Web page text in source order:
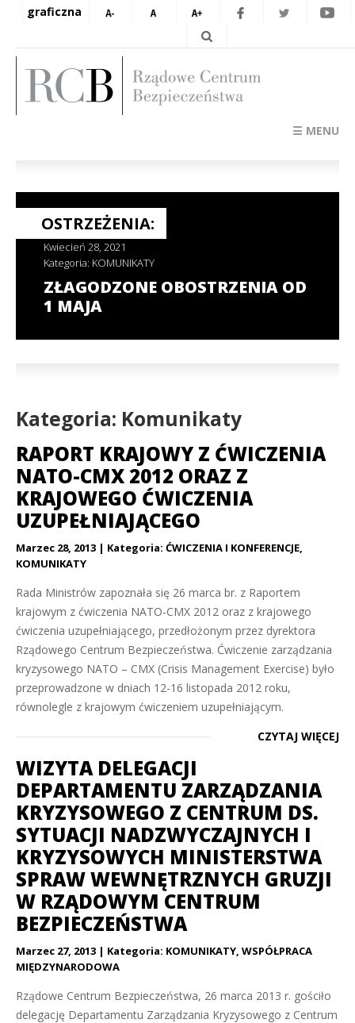
graficzna
☰ MENU
OSTRZEŻENIA:
Kwiecień 28, 2021
Kategoria: KOMUNIKATY
ZŁAGODZONE OBOSTRZENIA OD
1 MAJA
Kategoria: Komunikaty
RAPORT KRAJOWY Z ĆWICZENIA
NATO-CMX 2012 ORAZ Z
KRAJOWEGO ĆWICZENIA
UZUPEŁNIAJĄCEGO
Marzec 28, 2013 Kategoria: ĆWICZENIA I KONFERENCJE,
KOMUNIKATY
Rada Ministrów zapoznała się 26 marca br. z Raportem
krajowym z ćwiczenia NATO-CMX 2012 oraz z krajowego
ćwiczenia uzupełniającego, przedłożonym przez dyrektora
Rządowego Centrum Bezpieczeństwa. Ćwiczenie zarządzania
kryzysowego NATO – CMX (Crisis Management Exercise) było
przeprowadzone w dniach 12-16 listopada 2012 roku,
równolegle z krajowym ćwiczeniem uzupełniającym.
CZYTAJ WIĘCEJ
WIZYTA DELEGACJI
DEPARTAMENTU ZARZĄDZANIA
KRYZYSOWEGO Z CENTRUM DS.
SYTUACJI NADZWYCZAJNYCH I
KRYZYSOWYCH MINISTERSTWA
SPRAW WEWNĘTRZNYCH GRUZJI
W RZĄDOWYM CENTRUM
BEZPIECZEŃSTWA
Marzec 27, 2013 Kategoria: KOMUNIKATY, WSPÓŁPRACA
MIĘDZYNARODOWA
Rządowe Centrum Bezpieczeństwa, 26 marca 2013 r. gościło
delegację Departamentu Zarządzania Kryzysowego z Centrum